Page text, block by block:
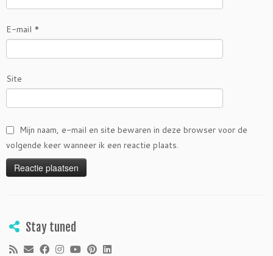
E-mail *
Site
Mijn naam, e-mail en site bewaren in deze browser voor de
volgende keer wanneer ik een reactie plaats.
Stay tuned